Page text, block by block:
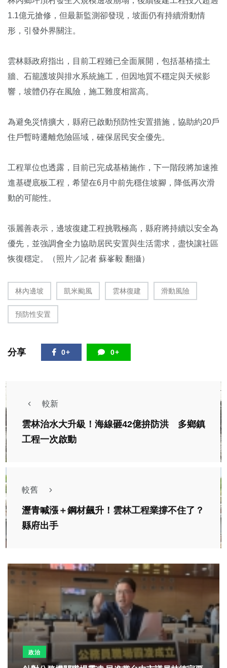
1.1億元搶修，但最新監測卻發現，坡面仍有持續滑動情
形，引發外界關注。
雲林縣政府指出，目前工程雖已全面展開，包括基樁擋土
牆、石籠護坡與排水系統施工，但因地質不穩定與天候影
響，坡體仍存在風險，施工難度相當高。
為避免災情擴大，縣府已啟動預防性安置措施，協助約20戶
住戶暫時遷離危險區域，確保居民安全優先。
工程單位也透露，目前已完成基樁施作，下一階段將加速推
進基礎底板工程，希望在6月中前先穩住坡腳，降低再次滑
動的可能性。
張麗善表示，邊坡復建工程挑戰極高，縣府將持續以安全為
優先，並強調會全力協助居民安置與生活需求，盡快讓社區
恢復穩定。（照片／記者 蘇峯毅 翻攝）
林內邊坡 凱米颱風 雲林復建 滑動風險
預防性安置
分享 0+ 0+
較新
雲林治水大升級！海線砸42億拚防洪 多鄉鎮
工程一次啟動
較舊
瀝青喊漲＋鋼材飆升！雲林工程業撐不住了？
縣府出手
政治